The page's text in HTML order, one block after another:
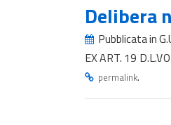
Delibera
Pubblicata in
EX ART. 19
permalink.